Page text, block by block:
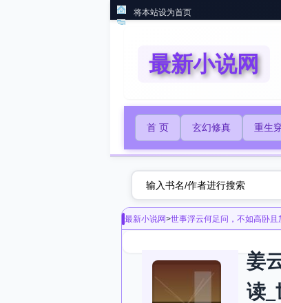
将本站设为首页
最新小说网
首 页 玄幻修真 重生
最新小说网>世事浮云何足问，不如高卧且
姜
读_